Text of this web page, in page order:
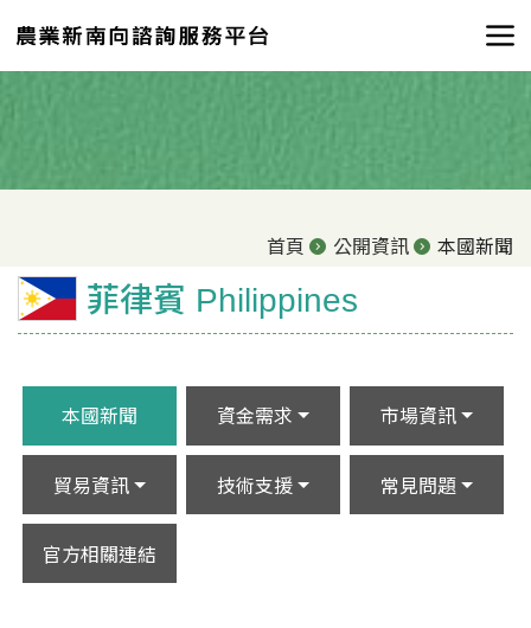
首頁 公開資訊 本國新聞
菲律賓 Philippines
本國新聞 資金需求 市場資訊
貿易資訊 技術支援 常見問題
官方相關連結